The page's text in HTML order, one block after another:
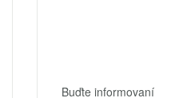
Buďte informovaní